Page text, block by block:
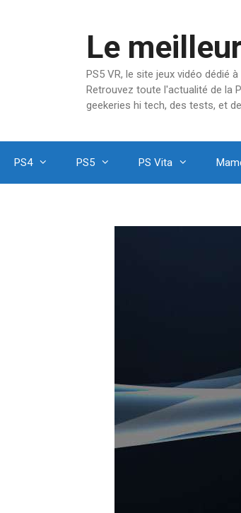
Le
PS5 VR, le site jeux vidéo dédié
Retrouvez toute l'actualité de la
geekeries hi tech, des tests, et
PS4 PS5 PS Vita